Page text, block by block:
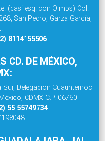
(casi esq. con Olmos) Col.
San Pedro, Garza García,
8114155506
CD. DE MÉXICO,
Delegación Cuauhtémoc
CDMX C.P. 06760
55 55749734